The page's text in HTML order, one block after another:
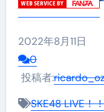
2022年8月11日
0
投稿者:
SKE48 LIVE！